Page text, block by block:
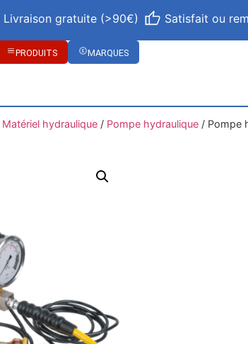
Livraison gratuite (>90€) Satisfait ou
PRODUITS MARQUES
Matériel hydraulique/ Pompe hydraulique/ Pompe